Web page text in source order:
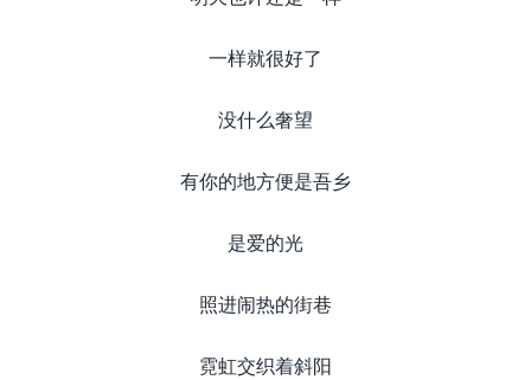
一样就很好了
没什么奢望
有你的地方便是吾乡
是爱的光
照进闹热的街巷
霓虹交织着斜阳